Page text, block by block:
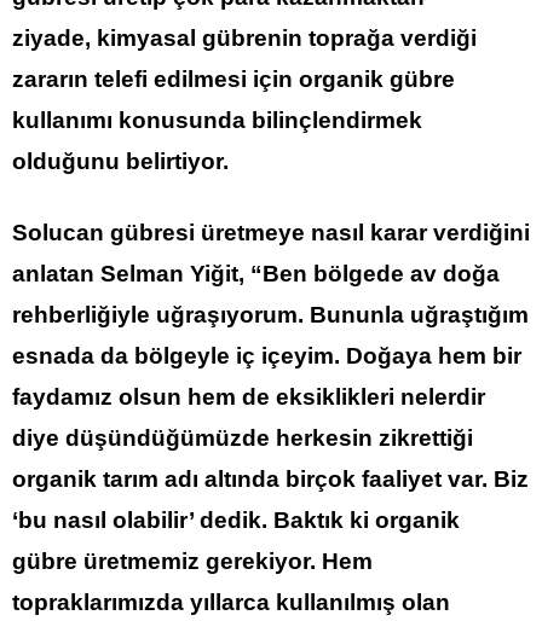
ziyade, kimyasal gübrenin toprağa verdiği
zararın telefi edilmesi için organik gübre
kullanımı konusunda bilinçlendirmek
olduğunu belirtiyor.
Solucan gübresi üretmeye nasıl karar verdiğini
anlatan Selman Yiğit, “Ben bölgede av doğa
rehberliğiyle uğraşıyorum. Bununla uğraştığım
esnada da bölgeyle iç içeyim. Doğaya hem bir
faydamız olsun hem de eksiklikleri nelerdir
diye düşündüğümüzde herkesin zikrettiği
organik tarım adı altında birçok faaliyet var. Biz
‘bu nasıl olabilir’ dedik. Baktık ki organik
gübre üretmemiz gerekiyor. Hem
topraklarımızda yıllarca kullanılmış olan